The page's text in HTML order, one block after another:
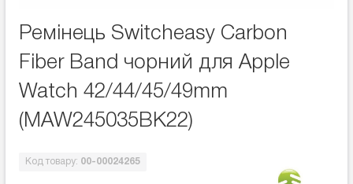
Ремінець Switcheasy Carbon
Fiber Band чорний для Apple
Watch 42/44/45/49mm
(MAW245035BK22)
Код товару: 00-00024265